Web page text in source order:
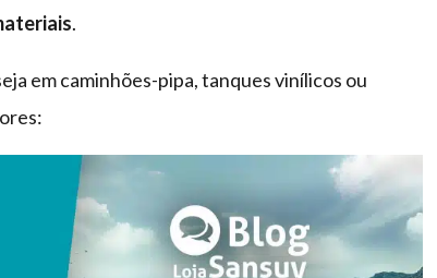
.
em caminhões-pipa, tanques vinílicos ou